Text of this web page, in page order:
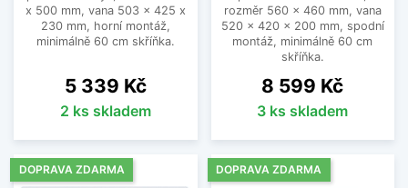
x 500 mm, vana 503 x 425 x
230 mm, horní montáž,
minimálně 60 cm skříňka.
Cena
5 339 Kč
2 ks skladem
rozměr 560 x 460 mm, vana
520 x 420 x 200 mm, spodní
montáž, minimálně 60 cm
skříňka.
Cena
8 599 Kč
3 ks skladem
DOPRAVA ZDARMA DOPRAVA ZDARMA